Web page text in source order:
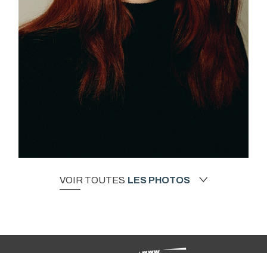
VOIR TOUTES LES PHOTOS